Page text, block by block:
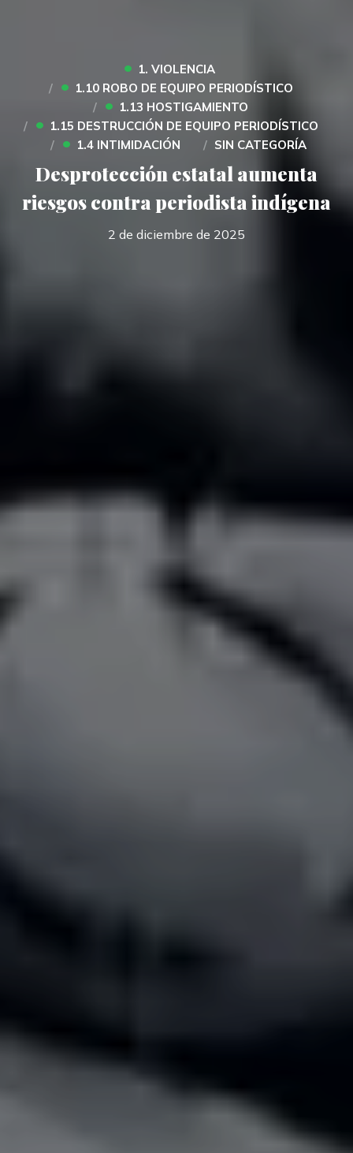
• 1. VIOLENCIA
• 1.10 ROBO DE EQUIPO PERIODÍSTICO
• 1.13 HOSTIGAMIENTO
• 1.15 DESTRUCCIÓN DE EQUIPO PERIODÍSTICO
• 1.4 INTIMIDACIÓN SIN CATEGORÍA
Desprotección estatal aumenta
riesgos contra periodista indígena
2 de diciembre de 2025